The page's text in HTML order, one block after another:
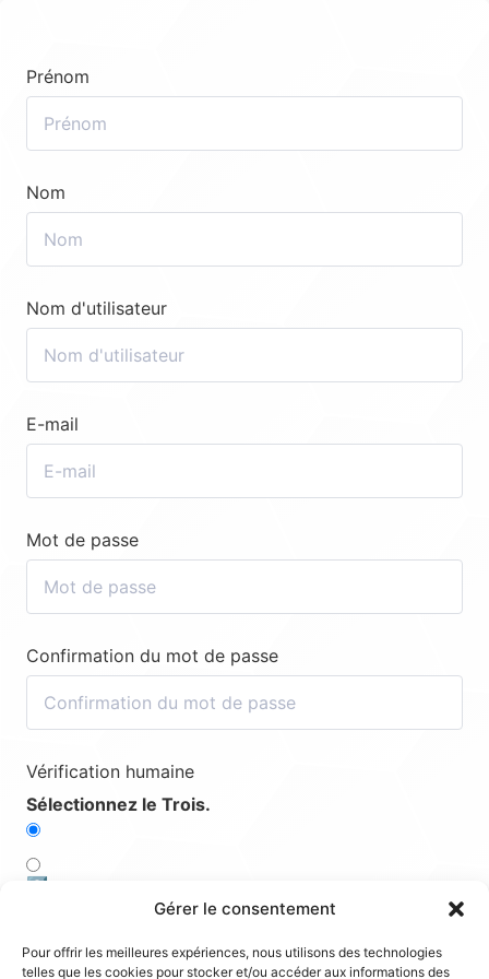
Gérer le consentement
Pour offrir les meilleures expériences, nous utilisons des technologies
telles que les cookies pour stocker et/ou accéder aux informations des
Prénom
Nom
Nom d'utilisateur
E-mail
Mot de passe
Confirmation du mot de passe
Vérification humaine
Sélectionnez le Trois.
2️⃣